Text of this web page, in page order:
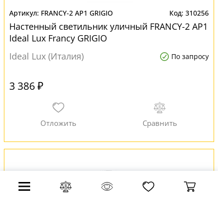
FRANCY-2 AP1 GRIGIO 310256
Настенный светильник уличный FRANCY-2 AP1
Ideal Lux Francy GRIGIO
Ideal Lux (Италия)
По запросу
3 386 ₽